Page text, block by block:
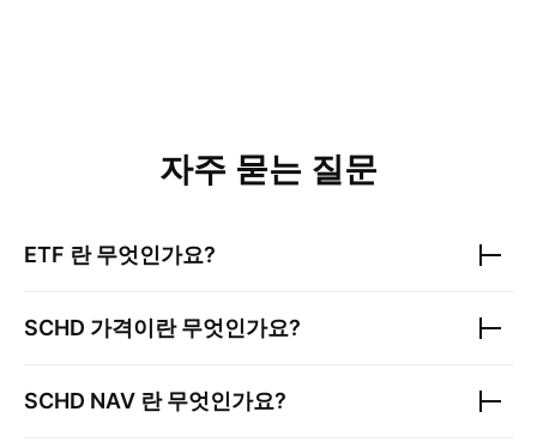
자주 묻는 질문
ETF 란 무엇인가요?
SCHD 가격이란 무엇인가요?
SCHD NAV 란 무엇인가요?